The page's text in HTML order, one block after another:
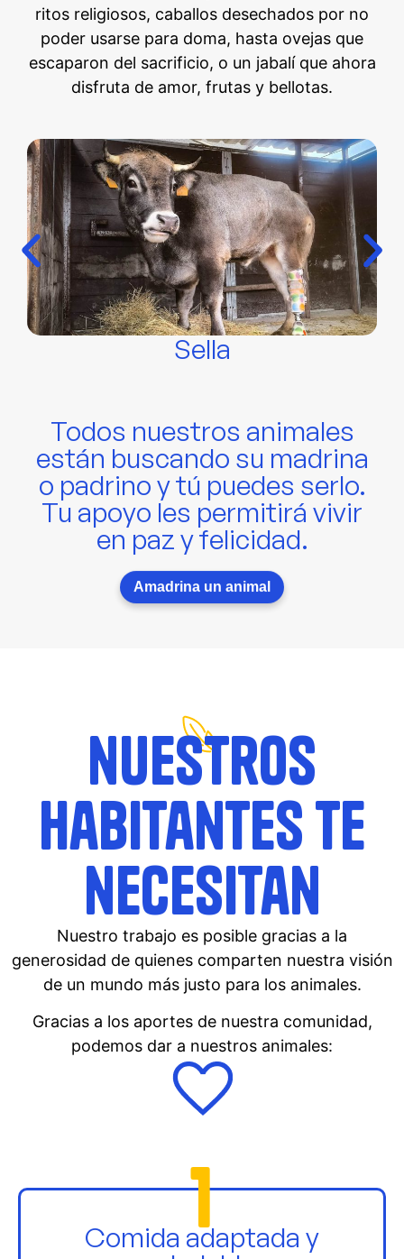
ritos religiosos, caballos desechados por no
poder usarse para doma, hasta ovejas que
escaparon del sacrificio, o un jabalí que ahora
disfruta de amor, frutas y bellotas.
Sella
Todos nuestros animales
están buscando su madrina
o padrino y tú puedes serlo.
Tu apoyo les permitirá vivir
en paz y felicidad.
Amadrina un animal
nuestros
habitantes te
necesitan
Nuestro trabajo es posible gracias a la
generosidad de quienes comparten nuestra visión
de un mundo más justo para los animales.
Gracias a los aportes de nuestra comunidad,
podemos dar a nuestros animales:
1
Comida adaptada y